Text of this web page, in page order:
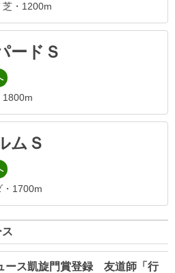
芝・1200m
ードＳ
1800m
ムＳ
・1700m
ース凱旋門賞登録 友道師「行